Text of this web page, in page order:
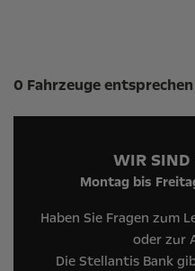
Suchergebnisse
0 Fahrzeuge
WIR SIND
Montag bis
Haben Sie Fragen zum
oder zur
Die Stellantis Bank